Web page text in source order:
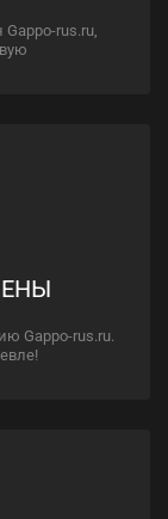
rus.ru,
Gappo-rus.ru.